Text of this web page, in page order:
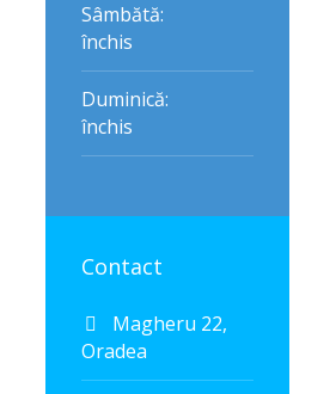
Sâmbătă:
închis
Duminică:
închis
Contact
Magheru 22,
Oradea